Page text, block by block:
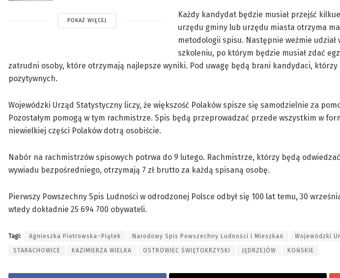
POKAŻ WIĘCEJ
Każdy kandydat będzie musiał przejść
urzędu gminy lub urzędu miasta otrzyma
metodologii spisu. Następnie weźmie
szkoleniu, po którym będzie musiał zdać
zatrudni osoby, które otrzymają najlepsze wyniki. Pod uwagę będą brani kandydaci,
pozytywnych.
Wojewódzki Urząd Statystyczny liczy, że większość Polaków spisze się samodzielnie za
Pozostałym pomogą w tym rachmistrze. Spis będą przeprowadzać przede wszystkim w
niewielkiej części Polaków dotrą osobiście.
Nabór na rachmistrzów spisowych potrwa do 9 lutego. Rachmistrze, którzy będą
wywiadu bezpośredniego, otrzymają 7 zł brutto za każdą spisaną osobę.
Pierwszy Powszechny Spis Ludności w odrodzonej Polsce odbył się 100 lat temu, 30
wtedy dokładnie 25 694 700 obywateli.
Tagi: Agnieszka Piotrowska–Piątek Narodowy Spis Powszechny Ludności i Mieszkań Wojewódzki
STARACHOWICE KAZIMIERZA WIELKA OSTROWIEC ŚWIĘTOKRZYSKI JĘDRZEJÓW KOŃSKIE